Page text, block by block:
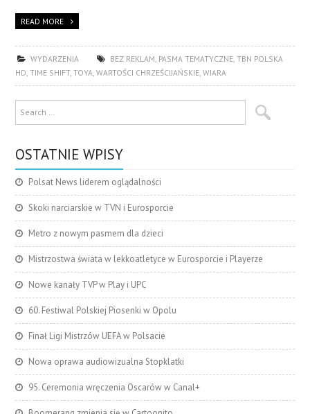
READ MORE
WYDARZENIA BEZ REKLAM, PASMA TEMATYCZNE,TBN POLSKA
HD,TIME SHIFT,TOYA,WARTOŚCI CHRZEŚCIJAŃSKIE,WIARA
OSTATNIE WPISY
Polsat News liderem oglądalności
Skoki narciarskie w TVN i Eurosporcie
Metro z nowym pasmem dla dzieci
Mistrzostwa świata w lekkoatletyce w Eurosporcie i Playerze
Nowe kanały TVP w Play i UPC
60. Festiwal Polskiej Piosenki w Opolu
Finał Ligi Mistrzów UEFA w Polsacie
Nowa oprawa audiowizualna Stopklatki
95. Ceremonia wręczenia Oscarów w Canal+